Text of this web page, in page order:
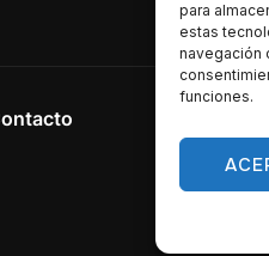
para
estas
navegación
funciones.